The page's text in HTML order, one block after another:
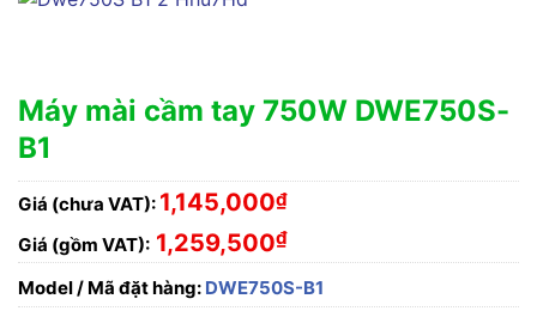
Máy mài cầm tay 750W DWE750S-
B1
Giá (chưa VAT): 1,145,000₫
Giá (gồm VAT): 1,259,500₫
Model / Mã đặt hàng: DWE750S-B1